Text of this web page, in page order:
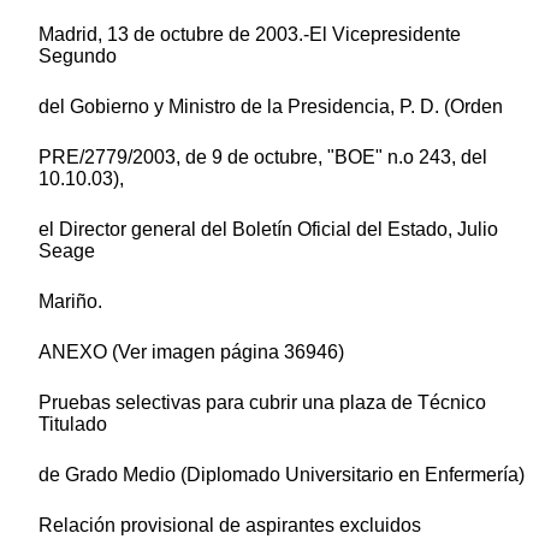
Madrid, 13 de octubre de 2003.-El Vicepresidente
Segundo
del Gobierno y Ministro de la Presidencia, P. D. (Orden
PRE/2779/2003, de 9 de octubre, "BOE" n.o 243, del
10.10.03),
el Director general del Boletín Oficial del Estado, Julio
Seage
Mariño.
ANEXO (Ver imagen página 36946)
Pruebas selectivas para cubrir una plaza de Técnico
Titulado
de Grado Medio (Diplomado Universitario en Enfermería)
Relación provisional de aspirantes excluidos